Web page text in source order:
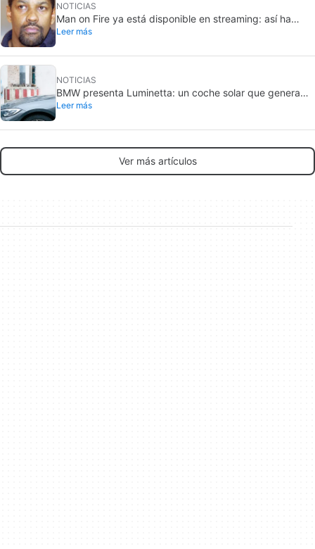
NOTICIAS
Man on Fire ya está disponible en streaming: así ha
envejecido el thriller de Denzel Washington
Leer más
NOTICIAS
BMW presenta Luminetta: un coche solar que genera
más energía de la que consume
Leer más
Ver más artículos